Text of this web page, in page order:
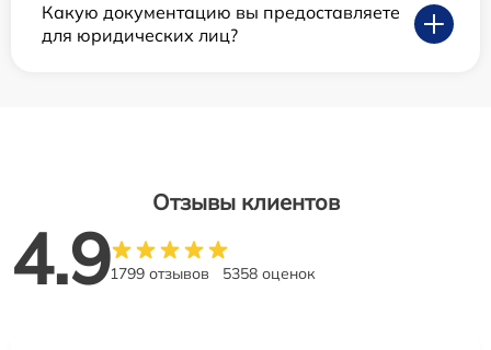
Какую документацию вы предоставляете
для юридических лиц?
Отзывы клиентов
4.91799 отзывов 5358 оценок